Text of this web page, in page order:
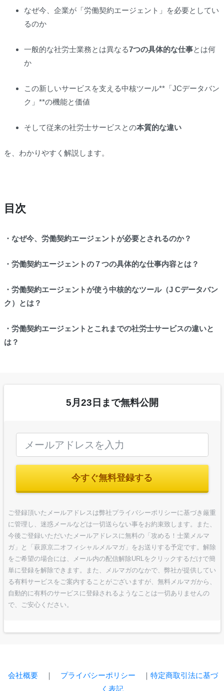
なぜ今、企業が「労働契約エージェント」を必要としてい
るのか
一般的な社労士業務とは異なる7つの具体的な仕事とは何
か
この新しいサービスを支える中核ツール**「JCデータバン
ク」**の機能と価値
そして従来の社労士サービスとの本質的な違い
を、わかりやすく解説します。
目次
・なぜ今、労働契約エージェントが必要とされるのか？
・労働契約エージェントの７つの具体的な仕事内容とは？
・労働契約エージェントが使う中核的なツール（J Cデータバン
ク）とは？
・労働契約エージェントとこれまでの社労士サービスの違いと
は？
5月23日まで無料公開
今すぐ無料登録する
ご登録頂いたメールアドレスは弊社プライバシーポリシーに基づき厳重
に管理し、迷惑メールなどは一切送らない事をお約束致します。また、
今後ご登録いただいたメールアドレスに無料の「攻める！士業メルマ
ガ」と「萩原京二オフィシャルメルマガ」をお送りする予定です。解除
をご希望の場合には、メール内の配信解除URLをクリックするだけで簡
単に登録を解除できます。また、メルマガのなかで、弊社が提供してい
る有料サービスをご案内することがございますが、無料メルマガから、
自動的に有料のサービスに登録されるようなことは一切ありませんの
で、ご安心ください。
会社概要 ｜ プライバシーポリシー ｜ 特定商取引法に基づ
く表記